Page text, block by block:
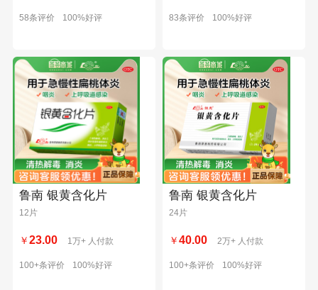
58条评价 100%好评 83条评价 100%好评
鲁南 银黄含化片
12片
￥23.00 1万+ 人付款
100+条评价 100%好评
鲁南 银黄含化片
24片
￥40.00 2万+ 人付款
100+条评价 100%好评